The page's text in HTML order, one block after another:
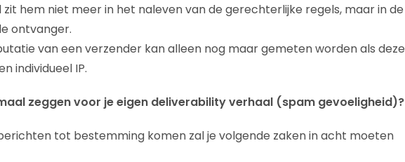
hem niet meer in het naleven van de gerechterlijke regels, maar in de
ontvanger.
van een verzender kan alleen nog maar gemeten worden als deze
individueel IP.
zeggen voor je eigen deliverability verhaal (spam gevoeligheid)?
tot bestemming komen zal je volgende zaken in acht moeten